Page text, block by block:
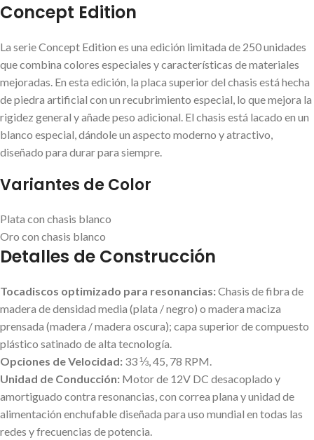
Concept Edition
La serie Concept Edition es una edición limitada de 250 unidades
que combina colores especiales y características de materiales
mejoradas. En esta edición, la placa superior del chasis está hecha
de piedra artificial con un recubrimiento especial, lo que mejora la
rigidez general y añade peso adicional. El chasis está lacado en un
blanco especial, dándole un aspecto moderno y atractivo,
diseñado para durar para siempre.
Variantes de Color
Plata con chasis blanco
Oro con chasis blanco
Detalles de Construcción
Tocadiscos optimizado para resonancias:Chasis de fibra de
madera de densidad media (plata / negro) o madera maciza
prensada (madera / madera oscura); capa superior de compuesto
plástico satinado de alta tecnología.
Opciones de Velocidad: 33 ⅓, 45, 78 RPM.
Unidad de Conducción: Motor de 12V DC desacoplado y
amortiguado contra resonancias, con correa plana y unidad de
alimentación enchufable diseñada para uso mundial en todas las
redes y frecuencias de potencia.